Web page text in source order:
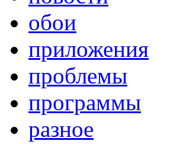
обои
приложения
проблемы
программы
разное